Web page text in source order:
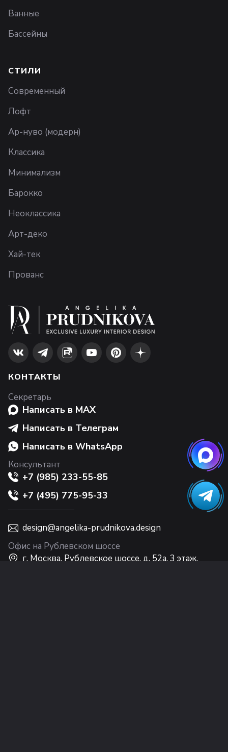
Ванные
Бассейны
СТИЛИ
Современный
Лофт
Ар-нуво (модерн)
Классика
Минимализм
Барокко
Неоклассика
Арт-деко
Хай-тек
Прованс
КОНТАКТЫ
Секретарь
Написать в MAX
Написать в Телеграм
Написать в WhatsApp
Консультант
+7 (985) 233-55-85
+7 (495) 775-95-33
design@angelika-prudnikova.design
Офис на Рублевском шоссе
г. Москва, Рублевское шоссе, д. 52а, 3 этаж,